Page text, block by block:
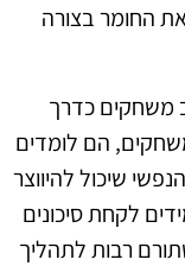
החומר בצורה
משחקים כדרך
הם לומדים
שיכול להיווצר
לקחת סיכונים
רבות לתהליך